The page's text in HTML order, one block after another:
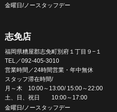
金曜日/ノースタッフデー
志免店
福岡県糟屋郡志免町別府１丁目９−１
TEL／092-405-3010
営業時間／24時間営業・年中無休
スタッフ滞在時間/
月～木 10:00～13:00/ 15:00～22:00
土、日、祝日 10:00～17:00
金曜日/ノースタッフデー